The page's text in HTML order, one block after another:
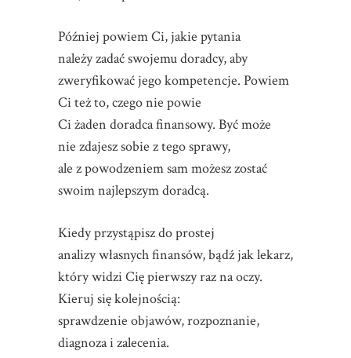
Później powiem Ci, jakie pytania
należy zadać swojemu doradcy, aby
zweryfikować jego kompetencje. Powiem
Ci też to, czego nie powie
Ci żaden doradca finansowy. Być może
nie zdajesz sobie z tego sprawy,
ale z powodzeniem sam możesz zostać
swoim najlepszym doradcą.
Kiedy przystąpisz do prostej
analizy własnych finansów, bądź jak lekarz,
który widzi Cię pierwszy raz na oczy.
Kieruj się kolejnością:
sprawdzenie objawów, rozpoznanie,
diagnoza i zalecenia.